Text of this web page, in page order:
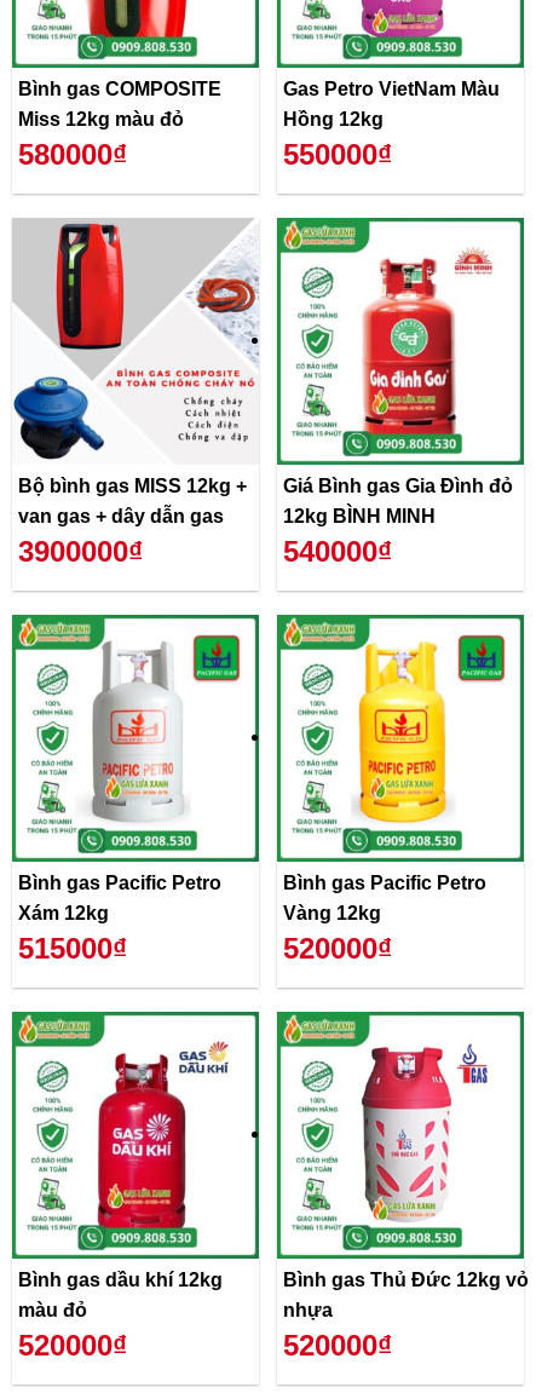
Bình gas COMPOSITE
Miss 12kg màu đỏ
580000₫
Gas Petro VietNam Màu
Hồng 12kg
550000₫
Bộ bình gas MISS 12kg +
van gas + dây dẫn gas
3900000₫
Giá Bình gas Gia Đình đỏ
12kg BÌNH MINH
540000₫
Bình gas Pacific Petro
Xám 12kg
515000₫
Bình gas Pacific Petro
Vàng 12kg
520000₫
Bình gas dầu khí 12kg
màu đỏ
520000₫
Bình gas Thủ Đức 12kg vỏ
nhựa
520000₫